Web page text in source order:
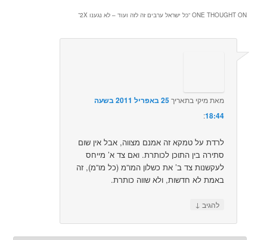
ONE THOUGHT ON “ כל ישראל ערבים זה לזה ועוד – לא נגענו 2X ”
מאתמיקי בתאריך
25 באפריל 2011 בשעה
18:44
:‏
לרדת על טמקא זה אמנם מצווה, אבל אין שום
סתירה בין התוכן לכותרת. ואם צד א’ מייחס
לעקשנות צד ב’ את כשלון המו”מ (כל מו”מ), זה
באמת לא חדשות, ולא שווה כותרת.
להגיב ↓